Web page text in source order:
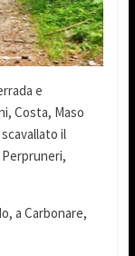
e
Costa, Maso
il
a Carbonare,